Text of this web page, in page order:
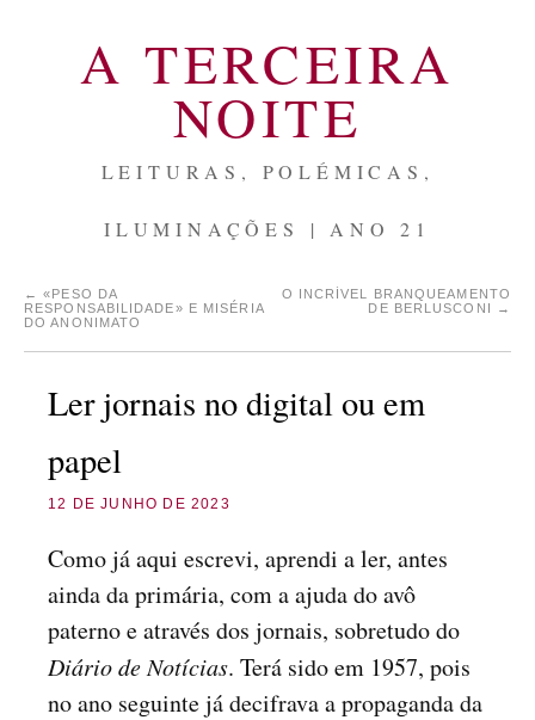
A TERCEIRA
NOITE
LEITURAS, POLÉMICAS,
ILUMINAÇÕES | ANO 21
← «PESO DA
RESPONSABILIDADE» E MISÉRIA
DO ANONIMATO
O INCRÍVEL BRANQUEAMENTO
DE BERLUSCONI
→
Ler jornais no digital ou em
papel
12 DE JUNHO DE 2023
Como já aqui escrevi, aprendi a ler, antes
ainda da primária, com a ajuda do avô
paterno e através dos jornais, sobretudo do
Diário de Notícias. Terá sido em 1957, pois
no ano seguinte já decifrava a propaganda da